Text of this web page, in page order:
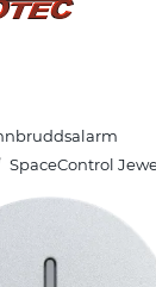
Partnerweb
SpaceControl